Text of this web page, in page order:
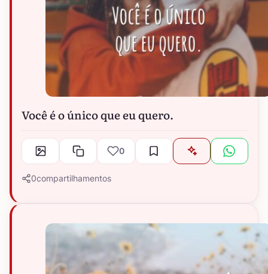
Você é o único que eu quero.
0
0compartilhamentos